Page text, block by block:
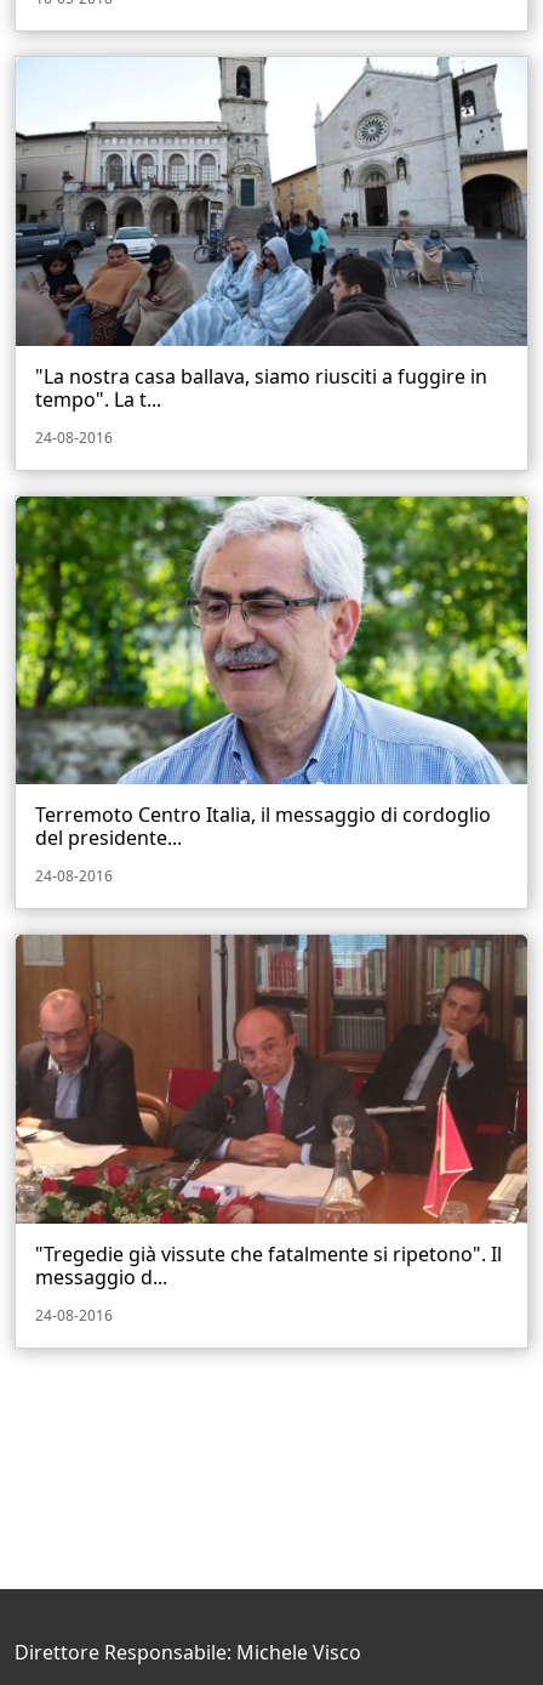
"La nostra casa ballava, siamo riusciti a fuggire in
tempo". La t...
24-08-2016
Terremoto Centro Italia, il messaggio di cordoglio
del presidente...
24-08-2016
"Tregedie già vissute che fatalmente si ripetono". Il
messaggio d...
24-08-2016
Direttore Responsabile: Michele Visco